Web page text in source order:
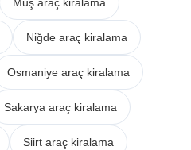
Muş araç kiralama
Niğde araç kiralama
Osmaniye araç kiralama
Sakarya araç kiralama
Siirt araç kiralama